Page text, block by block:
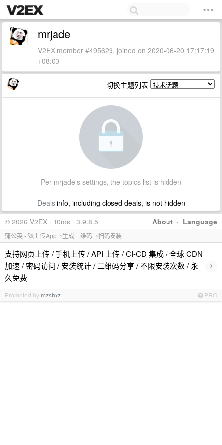
mrjade
V2EX member #495629, joined on 2020-06-20 17:17:19
+08:00
切换主题列表
Per mrjade's settings, the topics list is hidden
Dealsinfo, including closed deals, is not hidden
About · Language
© 2026 V2EX · 10ms · 3.9.8.5
蒲公英 - 🚀上传App→生成二维码→扫码安装
支持网页上传 / 手机上传 / API 上传 / CI-CD 集成 / 全球 CDN
加速 / 密码访问 / 安装统计 / 二维码分享 / 不限安装次数 / 永
久免费
›
Promoted by mzshxz PRO